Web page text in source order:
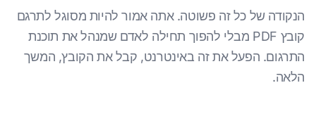
הנקודה של כל זה פשוטה. אתה אמור להיות מסוגל לתרגם
קובץ PDF מבלי להפוך תחילה לאדם שמנהל את תוכנת
התרגום. הפעל את זה באינטרנט, קבל את הקובץ, המשך
הלאה.